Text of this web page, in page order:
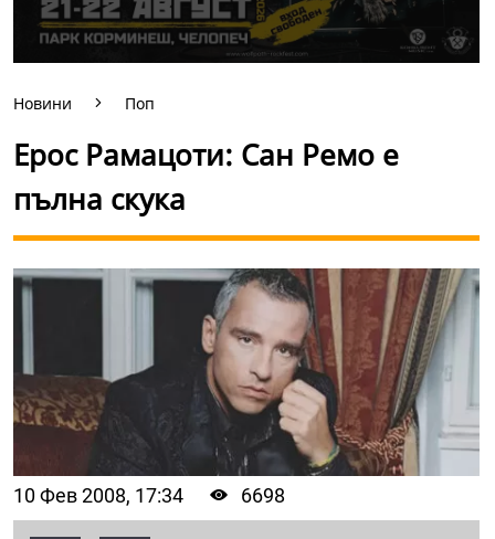
Новини Поп
Ерос Рамацоти: Сан Ремо е
пълна скука
10 Фев 2008, 17:34 6698